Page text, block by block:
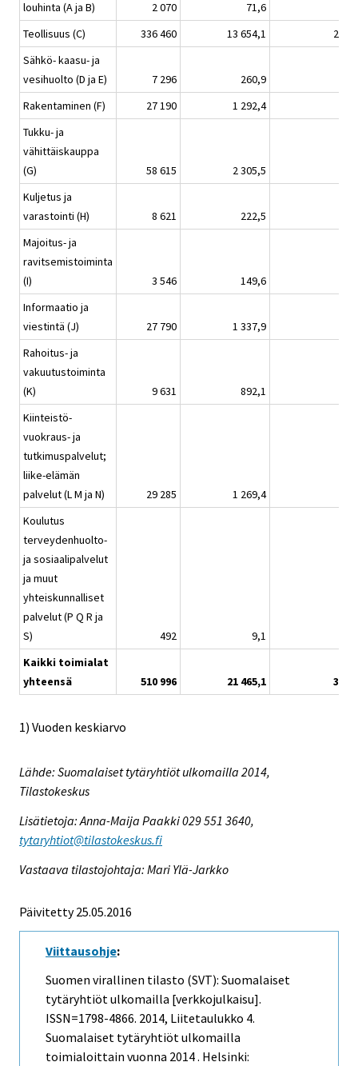
louhinta (A ja B)
2 070 71,6
Teollisuus (C)
336 460 13 654,1
2
Sähkö- kaasu- ja
vesihuolto (D ja E)
7 296 260,9
Rakentaminen (F)
27 190 1 292,4
Tukku- ja
vähittäiskauppa
(G)
58 615 2 305,5
Kuljetus ja
varastointi (H)
8 621 222,5
Majoitus- ja
ravitsemistoiminta
(I)
3 546 149,6
Informaatio ja
viestintä (J)
27 790 1 337,9
Rahoitus- ja
vakuutustoiminta
(K)
9 631 892,1
Kiinteistö-
vuokraus- ja
tutkimuspalvelut;
liike-elämän
palvelut (L M ja N)
29 285 1 269,4
Koulutus
terveydenhuolto-
ja sosiaalipalvelut
ja muut
yhteiskunnalliset
palvelut (P Q R ja
S)
492 9,1
Kaikki toimialat
yhteensä
510 996 21 465,1 3
1) Vuoden keskiarvo
Lähde: Suomalaiset tytäryhtiöt ulkomailla 2014,
Tilastokeskus
Lisätietoja: Anna-Maija Paakki 029 551 3640,
tytaryhtiot@tilastokeskus.fi
Vastaava tilastojohtaja: Mari Ylä-Jarkko
Päivitetty 25.05.2016
Viittausohje:
Suomen virallinen tilasto (SVT): Suomalaiset
tytäryhtiöt ulkomailla [verkkojulkaisu].
ISSN=1798-4866. 2014, Liitetaulukko 4.
Suomalaiset tytäryhtiöt ulkomailla
toimialoittain vuonna 2014 . Helsinki: